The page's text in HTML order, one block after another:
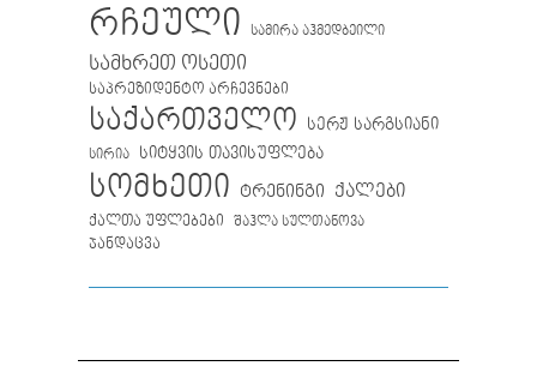
რჩეული სამირა აჰმედბეილი
სამხრეთ ოსეთი
საპრეზიდენტო არჩევნები
საქართველო სერჟ სარგსიანი
სირია სიტყვის თავისუფლება
სომხეთი ტრენინგი ქალები
ქალთა უფლებები შაჰლა სულთანოვა
ჯანდაცვა